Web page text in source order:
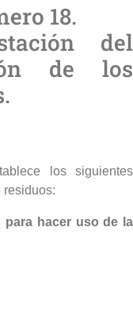
18.
del
de los
los siguientes
residuos:
para hacer uso de la